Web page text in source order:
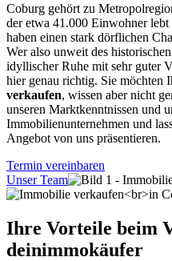
Coburg gehört zu
der etwa 41.000 Einwohner
haben einen stark dörflichen
Wer also unweit des
idyllischer Ruhe mit sehr guter
hier genau richtig. Sie möchten
verkaufen, wissen aber nicht
unseren Marktkenntnissen und
Immobilienunternehmen und
Angebot von uns präsentieren.
Termin vereinbaren
Unser Team
Ihre Vorteile beim
deinimmokäufer